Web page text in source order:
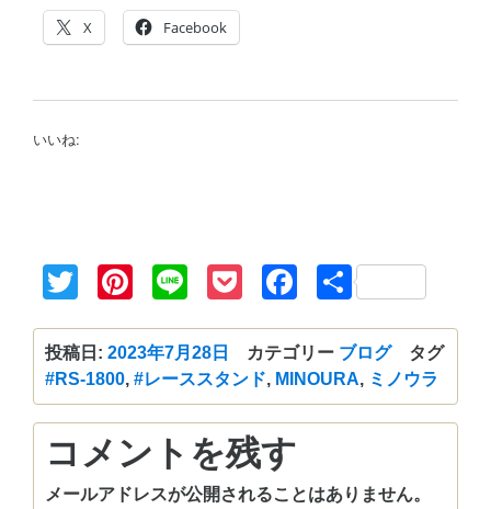
X Facebook
いいね:
TwitterPinterest
Line PocketFacebook
共
投稿日: 2023年7月28日 カテゴリー ブログ
タグ
#RS-1800, #レーススタンド, MINOURA, ミノウラ
コメントを残す
メールアドレスが公開されることはありません。